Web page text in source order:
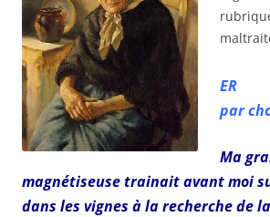
ER
par
Ma
magnétiseuse trainait avant moi
dans les vignes à la recherche de